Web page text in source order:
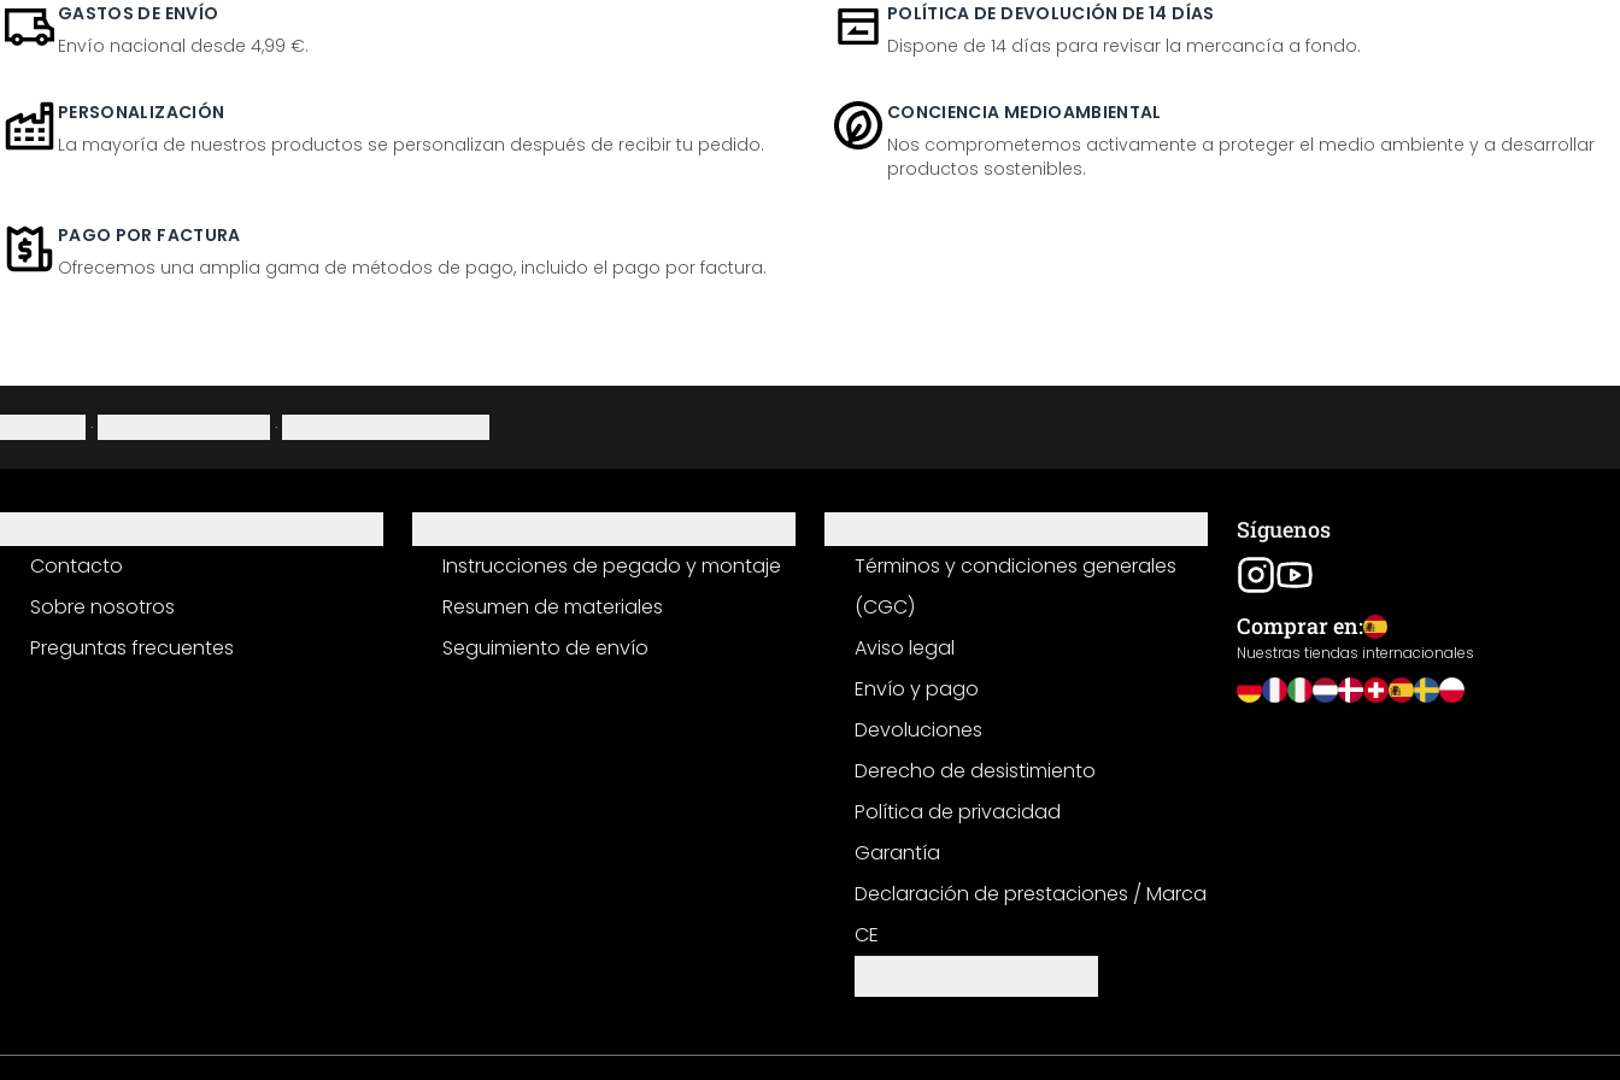
GASTOS DE ENVÍO
Envío nacional desde 4,99 €.
POLÍTICA DE DEVOLUCIÓN DE 14 DÍAS
Dispone de 14 días para revisar la mercancía a fondo.
PERSONALIZACIÓN
La mayoría de nuestros productos se personalizan después de recibir tu pedido.
CONCIENCIA MEDIOAMBIENTAL
Nos comprometemos activamente a proteger el medio ambiente y a desarrollar
productos sostenibles.
PAGO POR FACTURA
Ofrecemos una amplia gama de métodos de pago, incluido el pago por factura.
· ·
Contacto
Sobre nosotros
Preguntas frecuentes
Instrucciones de pegado y montaje
Resumen de materiales
Seguimiento de envío
Términos y condiciones generales
(CGC)
Aviso legal
Envío y pago
Devoluciones
Derecho de desistimiento
Política de privacidad
Garantía
Declaración de prestaciones / Marca
CE
Síguenos
Comprar en:
Nuestras tiendas internacionales